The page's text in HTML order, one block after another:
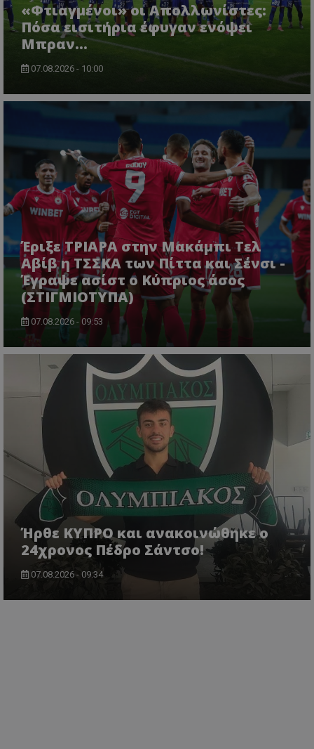
«Φτιαγμένοι» οι Απολλωνίστες:
Πόσα εισιτήρια έφυγαν ενόψει
Μπραν...
07.08.2026 - 10:00
Έριξε ΤΡΙΑΡΑ στην Μακάμπι Τελ
Αβίβ η ΤΣΣΚΑ των Πίττα και Σένσι -
Έγραψε ασίστ ο Κύπριος άσος
(ΣΤΙΓΜΙΟΤΥΠΑ)
07.08.2026 - 09:53
Ήρθε ΚΥΠΡΟ και ανακοινώθηκε ο
24χρονος Πέδρο Σάντσο!
07.08.2026 - 09:34